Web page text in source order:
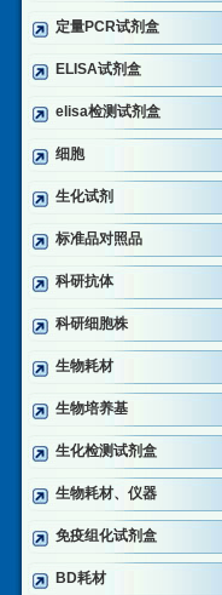
定量PCR试剂盒
ELISA试剂盒
elisa检测试剂盒
细胞
生化试剂
标准品对照品
科研抗体
科研细胞株
生物耗材
生物培养基
生化检测试剂盒
生物耗材、仪器
免疫组化试剂盒
BD耗材